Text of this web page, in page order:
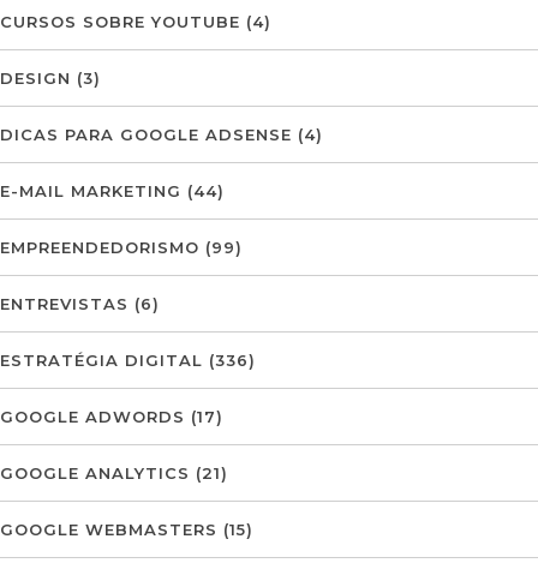
CURSOS SOBRE YOUTUBE (4)
DESIGN (3)
DICAS PARA GOOGLE ADSENSE (4)
E-MAIL MARKETING (44)
EMPREENDEDORISMO (99)
ENTREVISTAS (6)
ESTRATÉGIA DIGITAL (336)
GOOGLE ADWORDS (17)
GOOGLE ANALYTICS (21)
GOOGLE WEBMASTERS (15)